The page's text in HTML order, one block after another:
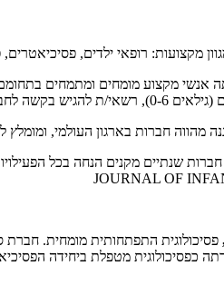
מקצועות: רופאי ילדים,
ובעמותה הישראלית.
מהווה חברות בארגון העולמי,
פסיכולוגית התפתחותית מומחית. חברת
כפסיכולוגית מטפלת ביחידה